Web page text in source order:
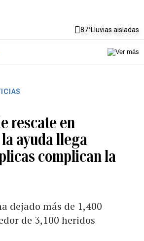
87°Lluvias aisladas
rescate en
ayuda llega
complican la
dejado más de 1,400
de 3,100 heridos